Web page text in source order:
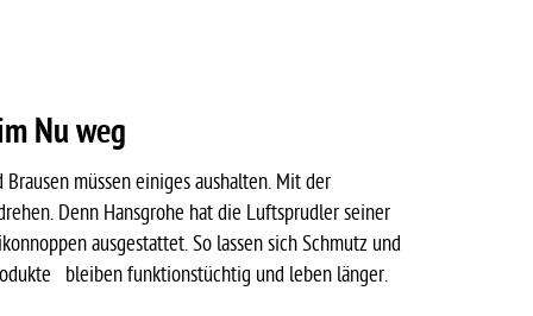
Nu weg
müssen einiges aushalten. Mit der
Denn Hansgrohe hat die Luftsprudler seiner
ausgestattet. So lassen sich Schmutz und
bleiben funktionstüchtig und leben länger.